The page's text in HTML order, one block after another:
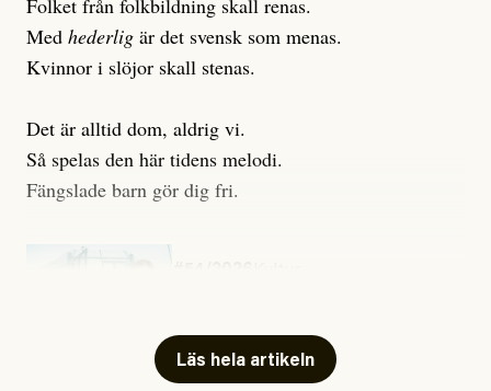
Med hederlig är det svensk som menas.
Kvinnor i slöjor skall stenas.
Det är alltid dom, aldrig vi.
Så spelas den här tidens melodi.
Fängslade barn gör dig fri.
Läs hela artikeln